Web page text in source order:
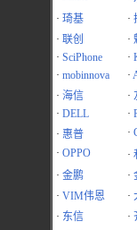
· 琦基 ·
· 联创 ·
· SciPhone ·
· mobinnova ·
· 海信 ·
· DELL ·
· 惠普 ·
· OPPO ·
· 金鹏 ·
· VIM伟恩 ·
· 东信 ·